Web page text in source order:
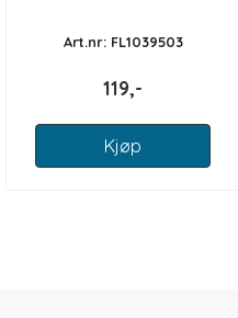
Art.nr: FL1039503
119,-
Kjøp